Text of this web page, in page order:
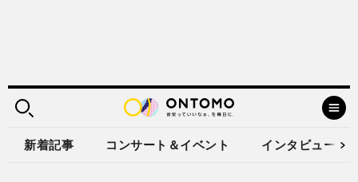
新着記事 コンサート＆イベント インタビュー